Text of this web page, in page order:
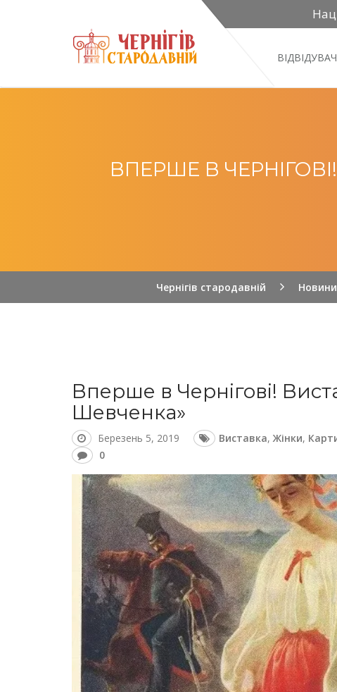
ВПЕРШЕ В
Чернігів стародавній Новини
Вперше в Чернігові!
Шевченка»
Березень 5, 2019 Виставка, Жінки,
0